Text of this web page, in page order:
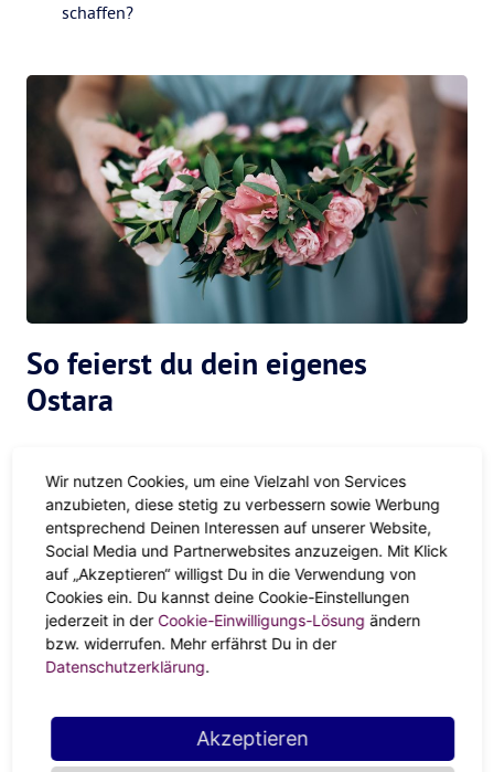
schaffen?
So feierst du dein eigenes
Ostara
Sich endlich trauen und den Sexy-Heel-Tanzkurs machen,
(Laser-)Harfe spielen lernen, mit Acrylic Pouring starten
oder sich in das neue Side-Hustle-Projekt stürzen — Jetzt
ist die Zeit für etwas Neues! Was hast du dir schon lange
vorgenommen? Nutze die “Can-do”-Energies von Ostara,
um deiner Aufschieberitis den Kampf anzusagen und
frischen Wind in deinen Alltag zu bringen.
Ostara-Eier-Action
Schon die Kelten waren echte Kreativ-Köpfe und haben
Wir nutzen Cookies, um eine Vielzahl von Services
anzubieten, diese stetig zu verbessern sowie Werbung
entsprechend Deinen Interessen auf unserer Website,
Social Media und Partnerwebsites anzuzeigen. Mit Klick
auf „Akzeptieren“ willigst Du in die Verwendung von
Cookies ein. Du kannst deine Cookie-Einstellungen
jederzeit in der Cookie-Einwilligungs-Lösung ändern
bzw. widerrufen. Mehr erfährst Du in der
Datenschutzerklärung.
Akzeptieren